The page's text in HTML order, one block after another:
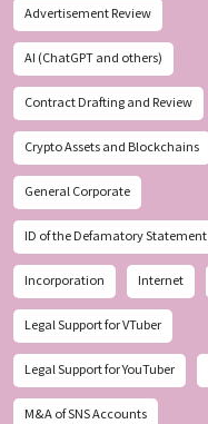
Advertisement Review
AI (ChatGPT and others)
Contract Drafting and Review
Crypto Assets and Blockchains
General Corporate
ID of the Defamatory Statement
Incorporation Internet
Legal Support for VTuber
Legal Support for YouTuber
M&A of SNS Accounts